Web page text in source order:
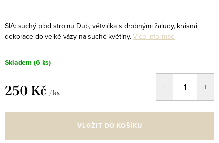
SIA: suchý plod stromu Dub, větvička s drobnými žaludy, krásná
dekorace do velké vázy na suché květiny. Více informací
Skladem (6 ks)
250 Kč / ks
cena:
VLOŽIT DO KOŠÍKU